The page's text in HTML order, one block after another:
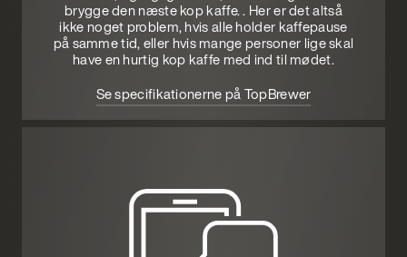
brygge den næste kop kaffe. . Her er det altså
ikke noget problem, hvis alle holder kaffepause
på samme tid, eller hvis mange personer lige skal
have en hurtig kop kaffe med ind til mødet.
Se specifikationerne på TopBrewer